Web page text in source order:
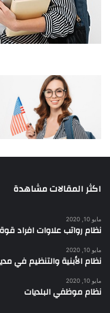
يبطل العمل في شرق
النظام.
اكثر المقالات مشاهدة
مايو 10, 2020
نظام رواتب علاوات افراد
مايو 10, 2020
نظام الأبنية والتنظيم في
مايو 10, 2020
نظام موظفي البلديات